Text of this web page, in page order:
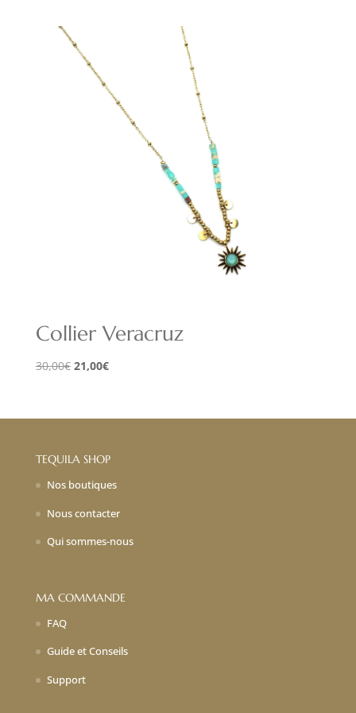
était :
14,00€.
Collier Veracruz
30,00€ Le
était :
21,00€Le
est :
TEQUILA SHOP
Nos boutiques
Nous contacter
Qui sommes-nous
MA COMMANDE
FAQ
Guide et Conseils
Support